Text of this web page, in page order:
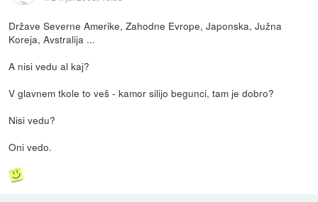
Države Severne Amerike, Zahodne Evrope, Japonska, Južna
Koreja, Avstralija ...
A nisi vedu al kaj?
V glavnem tkole to veš - kamor silijo begunci, tam je dobro?
Nisi vedu?
Oni vedo.